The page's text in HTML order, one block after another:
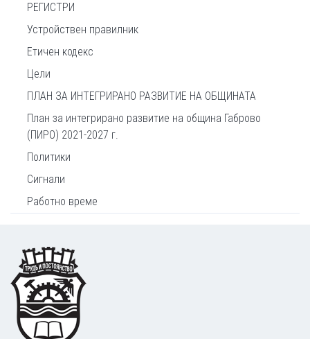
РЕГИСТРИ
Устройствен правилник
Етичен кодекс
Цели
ПЛАН ЗА ИНТЕГРИРАНО РАЗВИТИЕ НА ОБЩИНАТА
План за интегрирано развитие на община Габрово
(ПИРО) 2021-2027 г.
Политики
Сигнали
Работно време
Footer